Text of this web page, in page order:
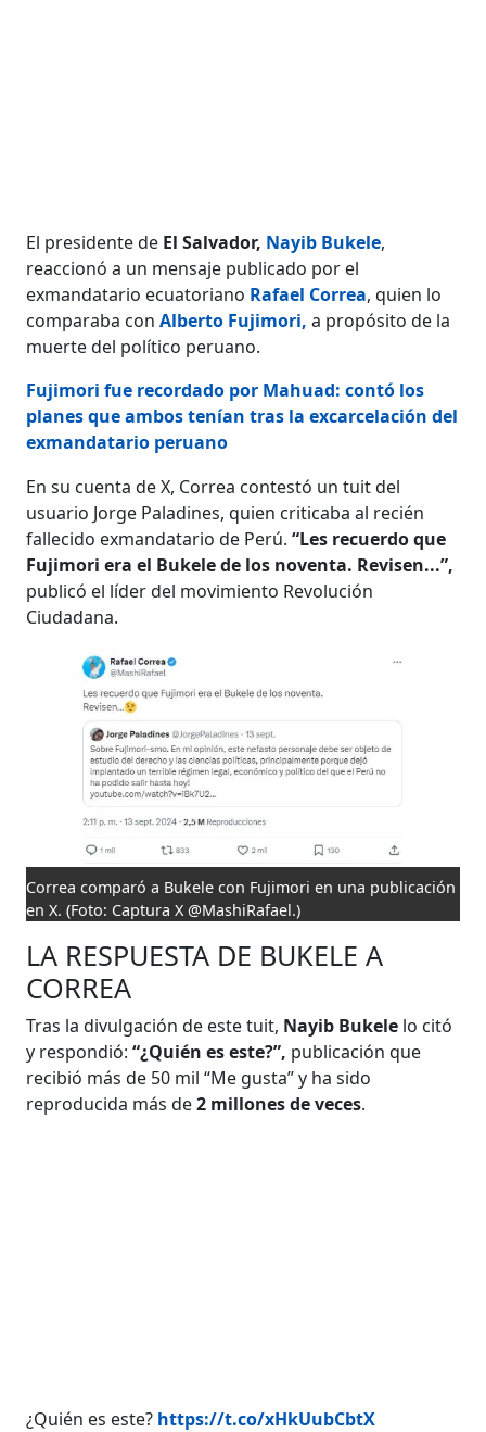
El presidente de El Salvador, Nayib Bukele,
reaccionó a un mensaje publicado por el
exmandatario ecuatoriano Rafael Correa, quien lo
comparaba conAlberto Fujimori, a propósito de la
muerte del político peruano.
Fujimori fue recordado por Mahuad: contó los
planes que ambos tenían tras la excarcelación del
exmandatario peruano
En su cuenta de X, Correa contestó un tuit del
usuario Jorge Paladines, quien criticaba al recién
fallecido exmandatario de Perú.“Les recuerdo que
Fujimori era el Bukele de los noventa. Revisen...”,
publicó el líder del movimiento Revolución
Ciudadana.
Correa comparó a Bukele con Fujimori en una publicación
en X.(Foto: Captura X @MashiRafael.)
LA RESPUESTA DE BUKELE A
CORREA
Tras la divulgación de este tuit, Nayib Bukele lo citó
y respondió:“¿Quién es este?”, publicación que
recibió más de 50 mil “Me gusta” y ha sido
reproducida más de2 millones de veces.
¿Quién es este? https://t.co/xHkUubCbtX